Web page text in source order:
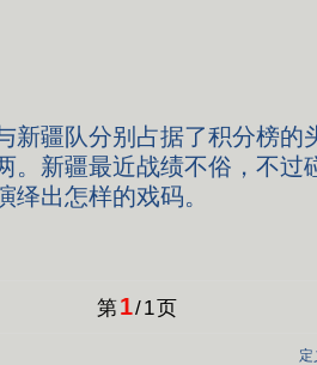
疆队分别占据了积分榜的
。新疆最近战绩不俗，不过
绎出怎样的戏码。
第1 /1页